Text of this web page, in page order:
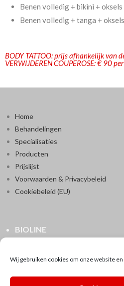
Wij gebruiken cookies om onze website
Benen volledig + bikini +
Benen volledig + tanga +
BODY TATTOO: prijs afhankelijk van
VERWIJDEREN COUPEROSE: € 90
Home
Behandelingen
Specialisaties
Producten
Prijslijst
Voorwaarden & Privacybeleid
Cookiebeleid (EU)
BIOLINE
2520 Ranst